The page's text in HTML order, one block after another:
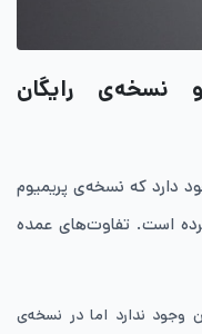
نسخه‌ی رایگان
دارد که نسخه‌ی پریمیوم
است. تفاوت‌های عمده
وجود ندارد اما در نسخه‌ی